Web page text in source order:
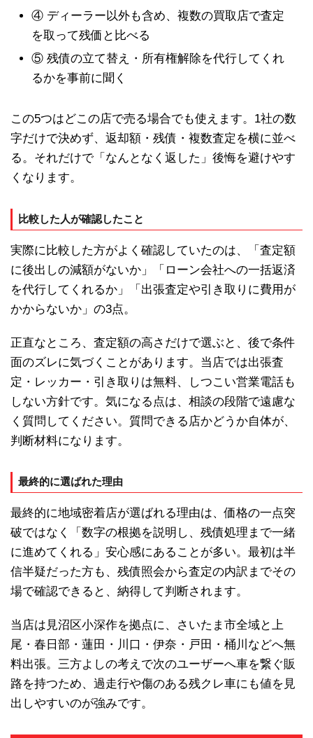
④ ディーラー以外も含め、複数の買取店で査定
を取って残価と比べる
⑤ 残債の立て替え・所有権解除を代行してくれ
るかを事前に聞く
この5つはどこの店で売る場合でも使えます。1社の数
字だけで決めず、返却額・残債・複数査定を横に並べ
る。それだけで「なんとなく返した」後悔を避けやす
くなります。
比較した人が確認したこと
実際に比較した方がよく確認していたのは、「査定額
に後出しの減額がないか」「ローン会社への一括返済
を代行してくれるか」「出張査定や引き取りに費用が
かからないか」の3点。
正直なところ、査定額の高さだけで選ぶと、後で条件
面のズレに気づくことがあります。当店では出張査
定・レッカー・引き取りは無料、しつこい営業電話も
しない方針です。気になる点は、相談の段階で遠慮な
く質問してください。質問できる店かどうか自体が、
判断材料になります。
最終的に選ばれた理由
最終的に地域密着店が選ばれる理由は、価格の一点突
破ではなく「数字の根拠を説明し、残債処理まで一緒
に進めてくれる」安心感にあることが多い。最初は半
信半疑だった方も、残債照会から査定の内訳までその
場で確認できると、納得して判断されます。
当店は見沼区小深作を拠点に、さいたま市全域と上
尾・春日部・蓮田・川口・伊奈・戸田・桶川などへ無
料出張。三方よしの考えで次のユーザーへ車を繋ぐ販
路を持つため、過走行や傷のある残クレ車にも値を見
出しやすいのが強みです。